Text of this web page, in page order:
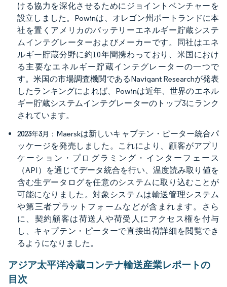
ける協力を深化させるためにジョイントベンチャーを
設立しました。Powinは、オレゴン州ポートランドに本
社を置くアメリカのバッテリーエネルギー貯蔵システ
ムインテグレーターおよびメーカーです。同社はエネ
ルギー貯蔵分野に約10年間携わっており、米国におけ
る主要なエネルギー貯蔵インテグレーターの一つで
す。米国の市場調査機関であるNavigant Researchが発表
したランキングによれば、Powinは近年、世界のエネル
ギー貯蔵システムインテグレーターのトップ3にランク
されています。
2023年3月： Maerskは新しいキャプテン・ピーター統合パ
ッケージを発売しました。これにより、顧客がアプリ
ケーション・プログラミング・インターフェース
（API）を通じてデータ統合を行い、温度読み取り値を
含む生データログを任意のシステムに取り込むことが
可能になりました。対象システムは輸送管理システム
や第三者プラットフォームなどが含まれます。さら
に、契約顧客は荷送人や荷受人にアクセス権を付与
し、キャプテン・ピーターで直接出荷詳細を閲覧でき
るようになりました。
アジア太平洋冷蔵コンテナ輸送産業レポートの
目次